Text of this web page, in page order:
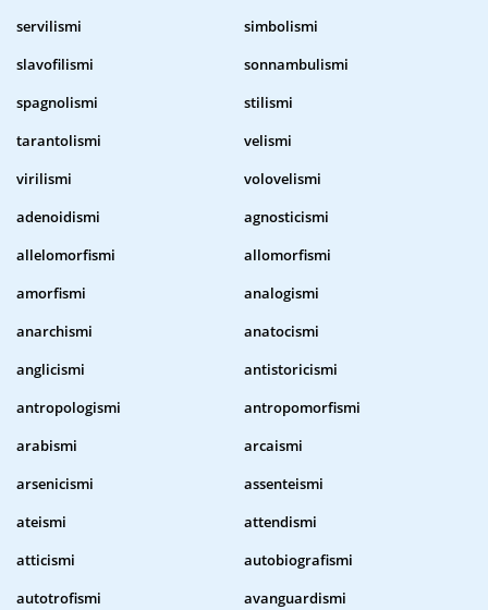
servilismi
simbolismi
slavofilismi
sonnambulismi
spagnolismi
stilismi
tarantolismi
velismi
virilismi
volovelismi
adenoidismi
agnosticismi
allelomorfismi
allomorfismi
amorfismi
analogismi
anarchismi
anatocismi
anglicismi
antistoricismi
antropologismi
antropomorfismi
arabismi
arcaismi
arsenicismi
assenteismi
ateismi
attendismi
atticismi
autobiografismi
autotrofismi
avanguardismi